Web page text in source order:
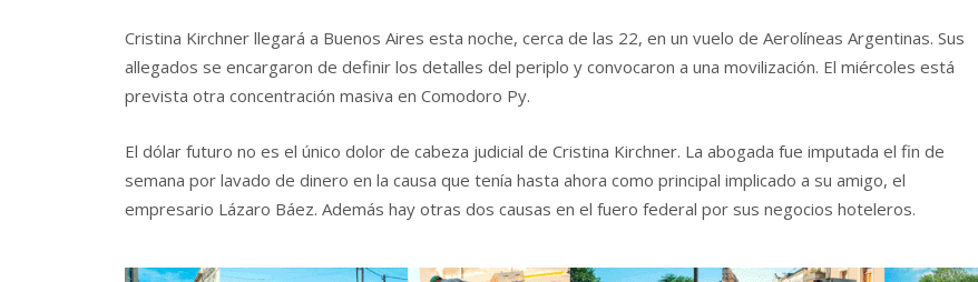
Cristina Kirchner llegará a Buenos Aires esta noche, cerca de las 22, en un vuelo de Aerolíneas Argentinas. Sus
allegados se encargaron de definir los detalles del periplo y convocaron a una movilización. El miércoles está
prevista otra concentración masiva en Comodoro Py.
El dólar futuro no es el único dolor de cabeza judicial de Cristina Kirchner. La abogada fue imputada el fin de
semana por lavado de dinero en la causa que tenía hasta ahora como principal implicado a su amigo, el
empresario Lázaro Báez. Además hay otras dos causas en el fuero federal por sus negocios hoteleros.